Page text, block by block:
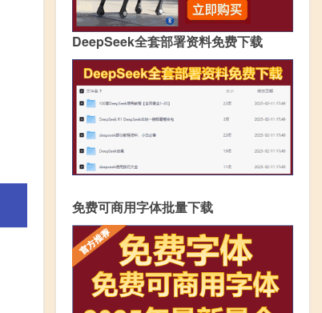
DeepSeek全套部署资料免费下载
免费可商用字体批量下载